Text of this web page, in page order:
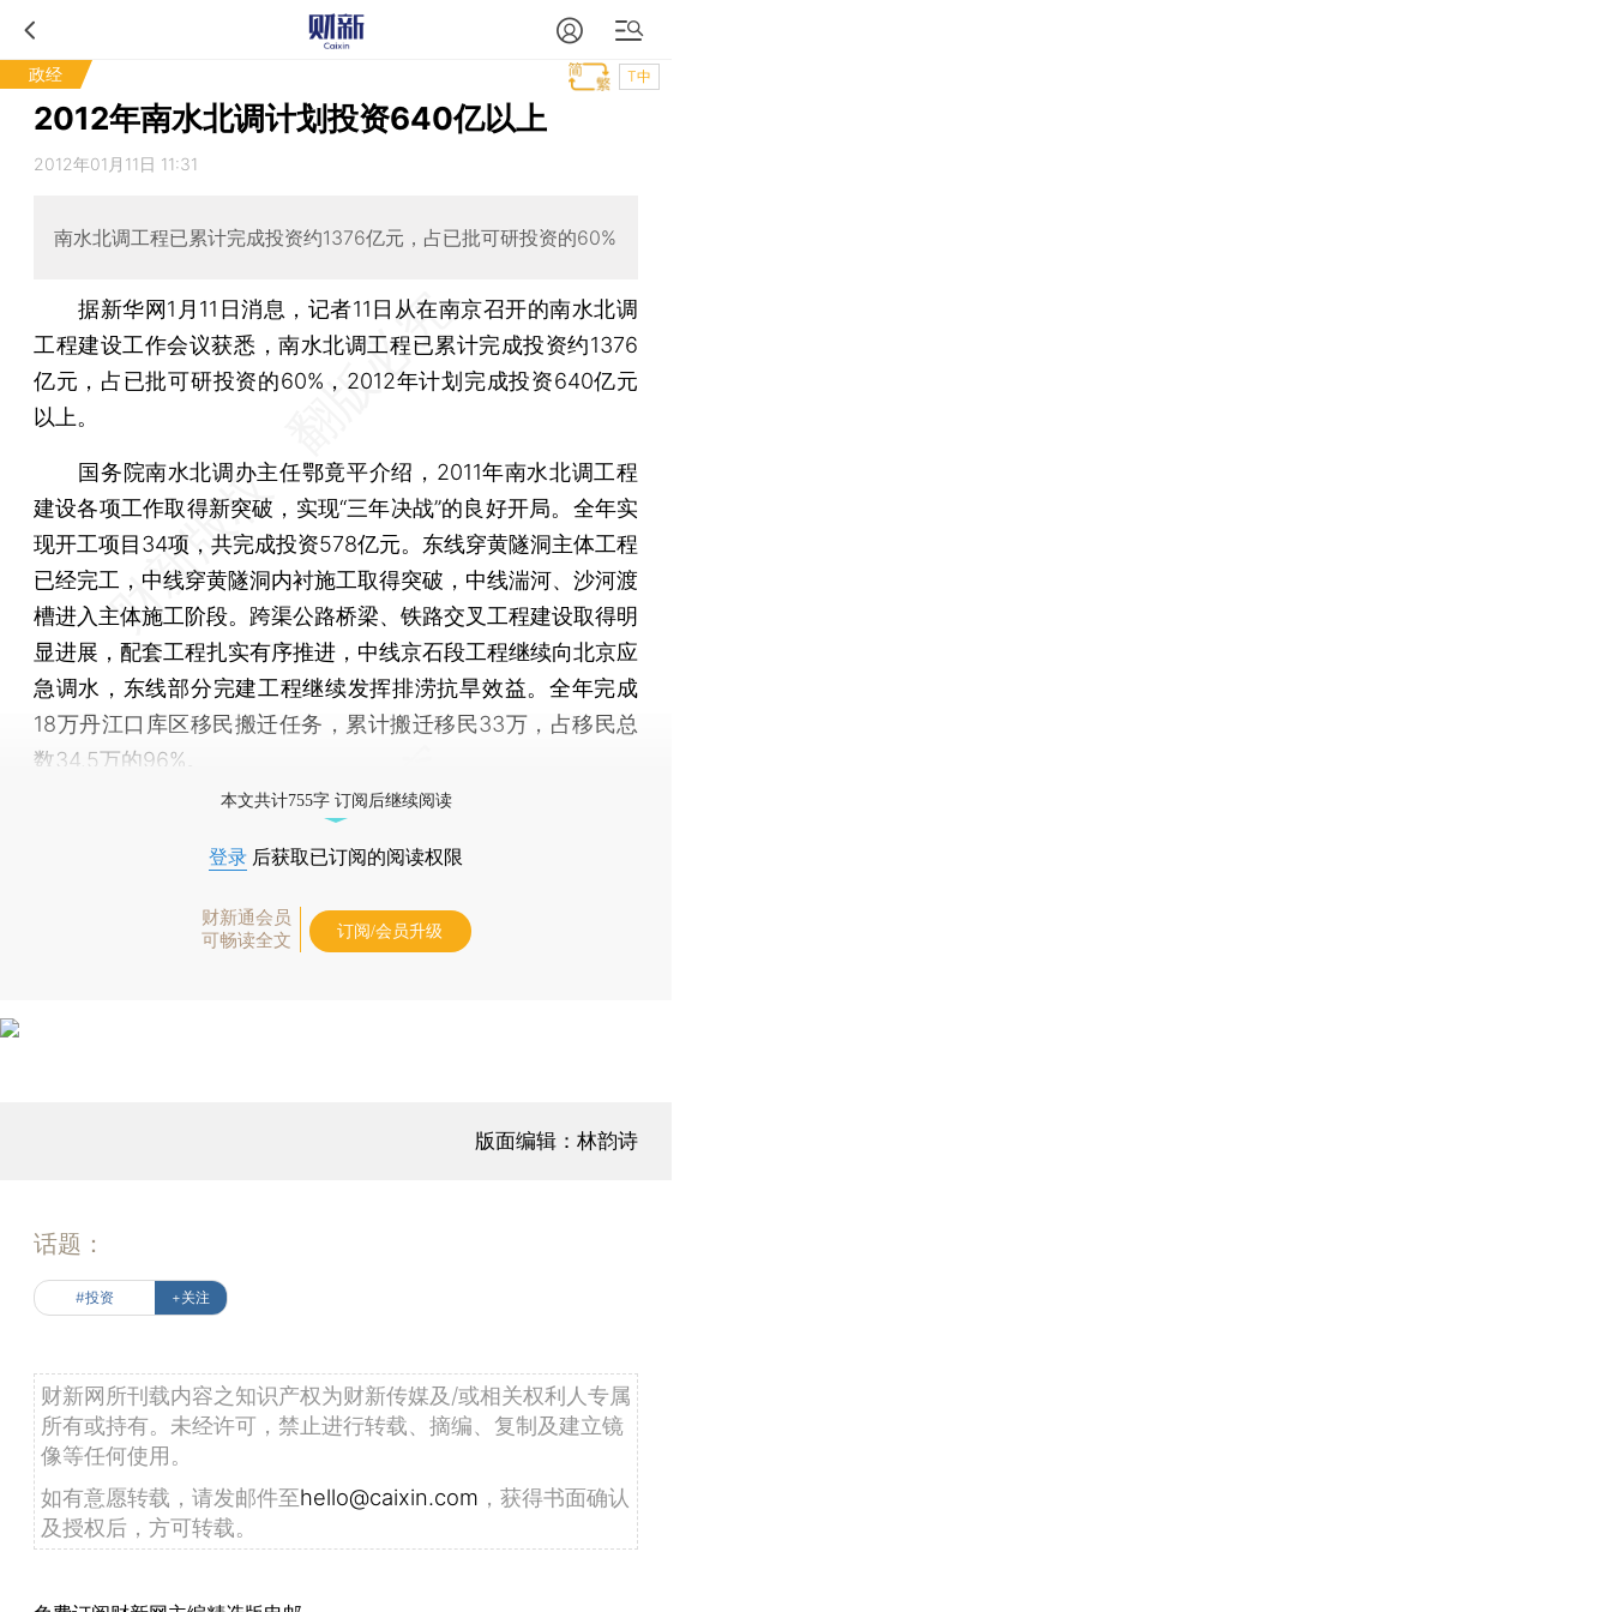
政经 T中
2012年南水北调计划投资640亿以上
2012年01月11日 11:31
南水北调工程已累计完成投资约1376亿元，占已批可研投资的60%
据新华网1月11日消息，记者11日从在南京召开的南水北调
工程建设工作会议获悉，南水北调工程已累计完成投资约1376
亿元，占已批可研投资的60%，2012年计划完成投资640亿元
以上。
国务院南水北调办主任鄂竟平介绍，2011年南水北调工程
建设各项工作取得新突破，实现“三年决战”的良好开局。全年实
现开工项目34项，共完成投资578亿元。东线穿黄隧洞主体工程
已经完工，中线穿黄隧洞内衬施工取得突破，中线湍河、沙河渡
槽进入主体施工阶段。跨渠公路桥梁、铁路交叉工程建设取得明
显进展，配套工程扎实有序推进，中线京石段工程继续向北京应
急调水，东线部分完建工程继续发挥排涝抗旱效益。全年完成
18万丹江口库区移民搬迁任务，累计搬迁移民33万，占移民总
数34.5万的96%。
本文共计755字 订阅后继续阅读
登录 后获取已订阅的阅读权限
财新通会员
可畅读全文
订阅/会员升级
版面编辑：林韵诗
话题：
#投资 +关注
财新网所刊载内容之知识产权为财新传媒及/或相关权利人专属
所有或持有。未经许可，禁止进行转载、摘编、复制及建立镜
像等任何使用。
如有意愿转载，请发邮件至hello@caixin.com ，获得书面确认
及授权后，方可转载。